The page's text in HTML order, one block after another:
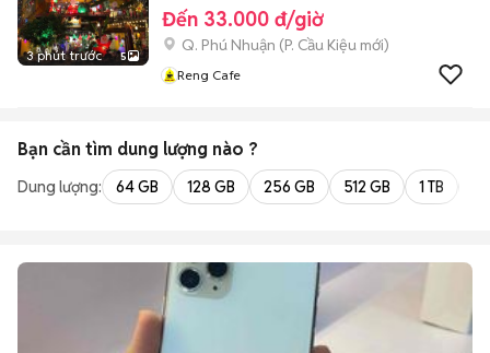
3 phút trước 5
Đến 33.000 đ/giờ
Q. Phú Nhuận (P. Cầu Kiệu mới)
Reng Cafe
Bạn cần tìm dung lượng nào ?
Dung lượng: 64 GB 128 GB 256 GB 512 GB 1 TB